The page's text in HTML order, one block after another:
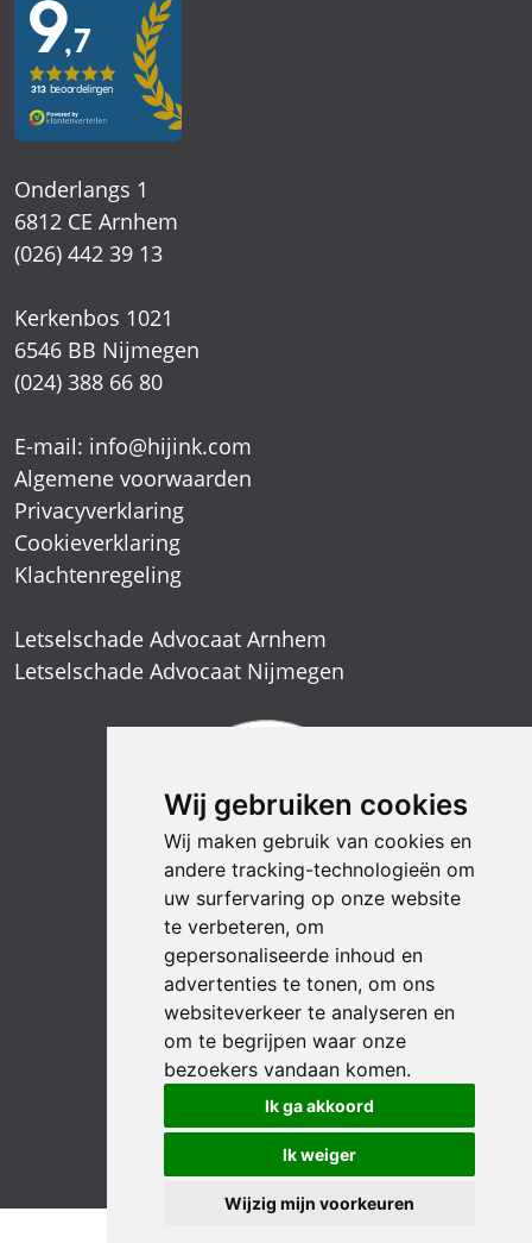
Wij gebruiken cookies
Wij maken gebruik van cookies en
andere tracking-technologieën om
uw surfervaring op onze website
te verbeteren, om
gepersonaliseerde inhoud en
advertenties te tonen, om ons
websiteverkeer te analyseren en
om te begrijpen waar onze
bezoekers vandaan komen.
Ik ga akkoord
Ik weiger
Wijzig mijn voorkeuren
Onderlangs 1
6812 CE Arnhem
(026) 442 39 13
6546 BB Nijmegen
(024) 388 66 80
Algemene voorwaarden
Privacyverklaring
Cookieverklaring
Letselschade Advocaat Arnhem
Letselschade Advocaat Nijmegen
LinkedIn YouTube InstagramFacebook